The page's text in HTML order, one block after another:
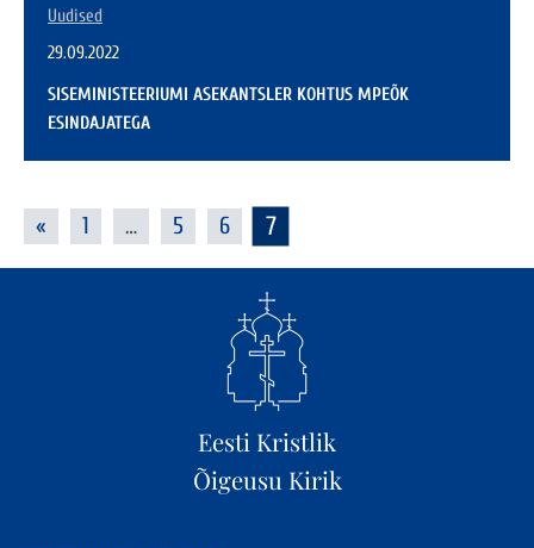
Uudised
29.09.2022
SISEMINISTEERIUMI ASEKANTSLER KOHTUS MPEÕK
ESINDAJATEGA
« 1 … 5 6 7
Eesti Kristlik
Õigeusu Kirik